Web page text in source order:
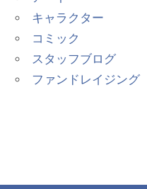
キャラクター
コミック
スタッフブログ
ファンドレイジング